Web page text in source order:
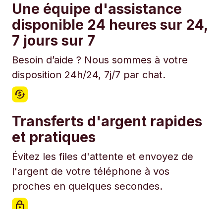
Une équipe d'assistance
disponible 24 heures sur 24,
7 jours sur 7
Besoin d’aide ? Nous sommes à votre
disposition 24h/24, 7j/7 par chat.
Transferts d'argent rapides
et pratiques
Évitez les files d'attente et envoyez de
l'argent de votre téléphone à vos
proches en quelques secondes.